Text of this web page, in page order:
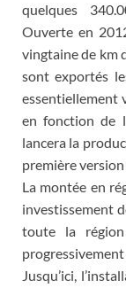
quelques
Ouverte en
vingtaine de km
sont exportés
essentiellement
en fonction de
lancera la
première
La montée en
investissement
toute la
Jusqu’ici,